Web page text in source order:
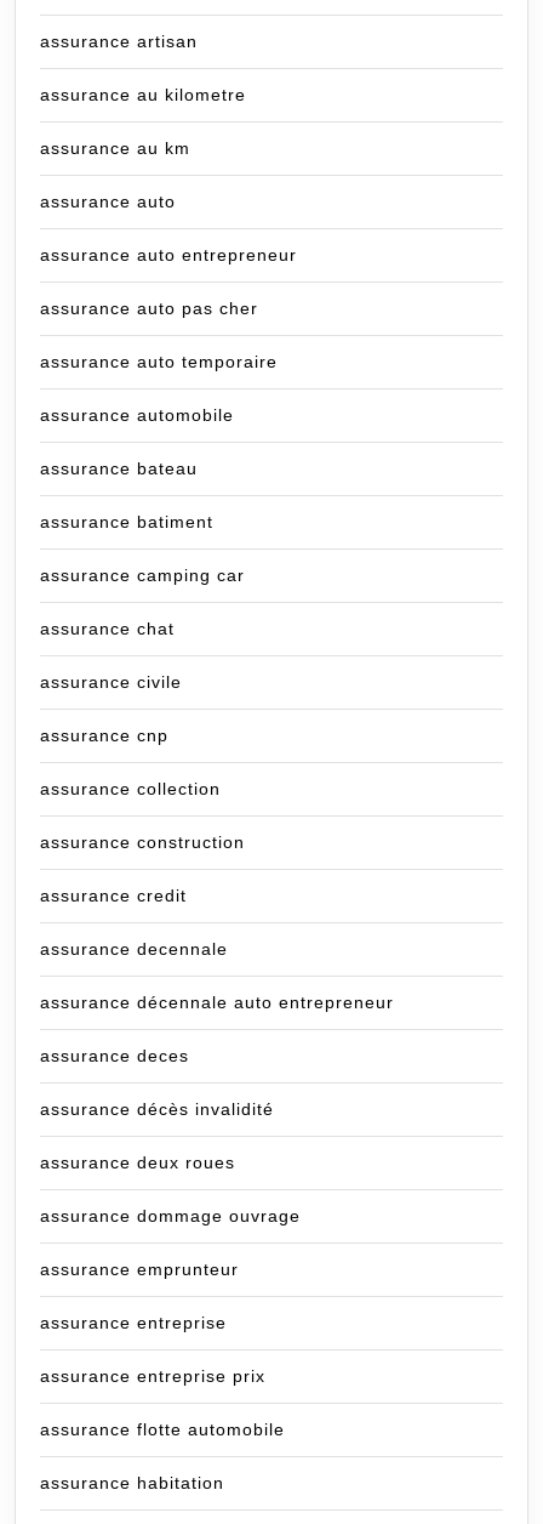
assurance artisan
assurance au kilometre
assurance au km
assurance auto
assurance auto entrepreneur
assurance auto pas cher
assurance auto temporaire
assurance automobile
assurance bateau
assurance batiment
assurance camping car
assurance chat
assurance civile
assurance cnp
assurance collection
assurance construction
assurance credit
assurance decennale
assurance décennale auto entrepreneur
assurance deces
assurance décès invalidité
assurance deux roues
assurance dommage ouvrage
assurance emprunteur
assurance entreprise
assurance entreprise prix
assurance flotte automobile
assurance habitation